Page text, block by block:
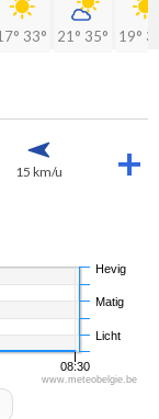
33° 21° 35° 19°
15 km/u
08:30
Licht
Matig
Hevig
www.meteobelgie.be